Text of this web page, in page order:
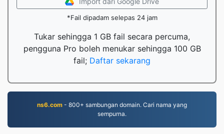
*Fail dipadam selepas 24 jam
Tukar sehingga 1 GB fail secara percuma,
pengguna Pro boleh menukar sehingga 100 GB
fail; Daftar sekarang
ns6.com - 800+ sambungan domain. Cari nama yang
sempurna.